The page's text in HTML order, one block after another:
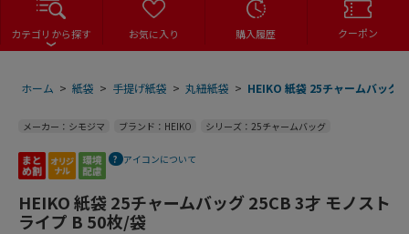
カテゴリから探す お気に入り 購入履歴 クーポン
ホーム > 紙袋 > 手提げ紙袋 > 丸紐紙袋 > HEIKO 紙袋 25チャームバッグ
メーカー：シモジマ ブランド：HEIKO シリーズ：25チャームバッグ
アイコンについて
HEIKO 紙袋 25チャームバッグ 25CB 3才 モノスト
ライプ B 50枚/袋